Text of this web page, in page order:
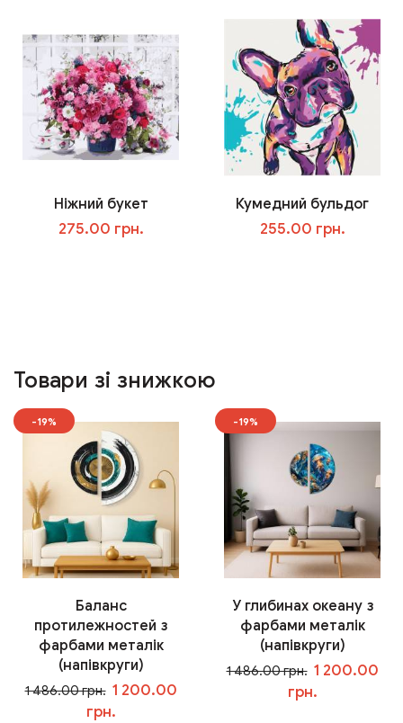
Ніжний букет
275.00 грн.
Кумедний бульдог
255.00 грн.
Товари зі знижкою
-19%
Баланс
протилежностей з
фарбами металік
(напівкруги)
1 486.00 грн. 1 200.00
грн.
-19%
У глибинах океану з
фарбами металік
(напівкруги)
1 486.00 грн. 1 200.00
грн.